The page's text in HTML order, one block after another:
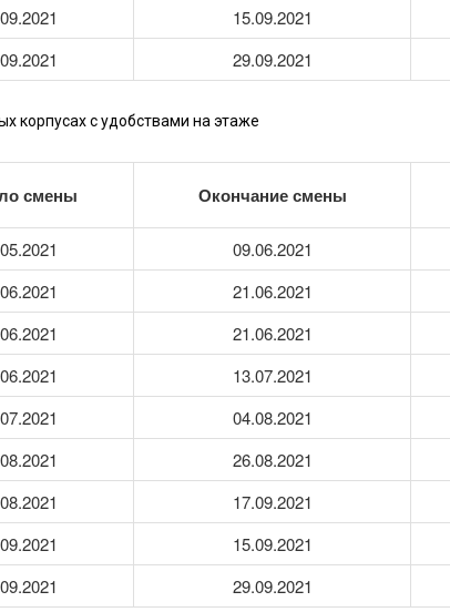
15.09.2021
29.09.2021
корпусах с удобствами на этаже
смены Окончание смены
09.06.2021
21.06.2021
21.06.2021
13.07.2021
04.08.2021
26.08.2021
17.09.2021
15.09.2021
29.09.2021